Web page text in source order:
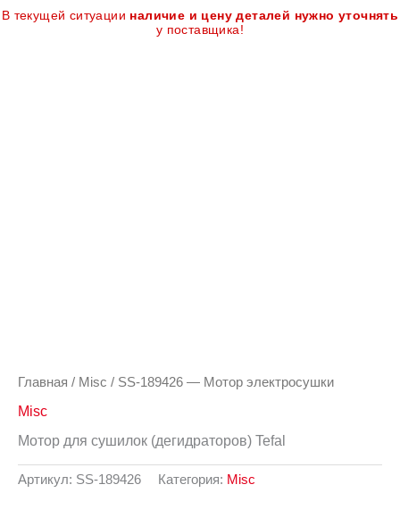
В текущей ситуации наличие и цену деталей нужно уточнять
у поставщика!
Главная / Misc / SS-189426 — Мотор электросушки
Misc
Мотор для сушилок (дегидраторов) Tefal
Артикул: SS-189426 Категория: Misc